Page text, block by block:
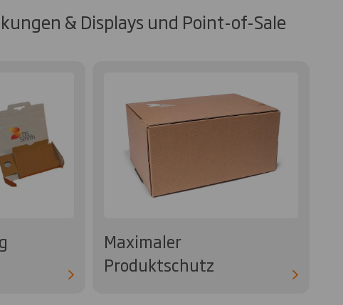
& Displays und Point-of-Sale
Maximaler
Produktschutz